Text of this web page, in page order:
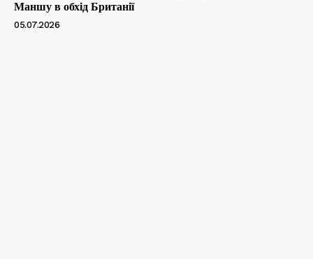
Маншу в обхід Британії
05.07.2026